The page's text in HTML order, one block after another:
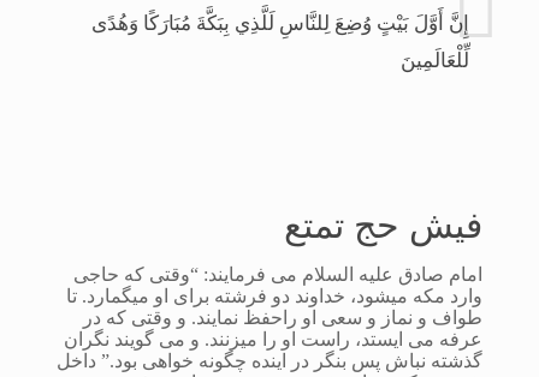
إِنَّ أَوَّلَ بَيْتٍ وُضِعَ لِلنَّاسِ لَلَّذِي بِبَكَّةَ مُبَارَكًا وَهُدًى
لِّلْعَالَمِينَ
فیش حج تمتع
امام صادق علیه السلام می فرمایند: “وقتی که حاجی
وارد مکه میشود، خداوند دو فرشته برای او میگمارد. تا
طواف و نماز و سعی او راحفظ نمایند. و وقتی که در
عرفه می ایستد، راست او را میزنند. و می گویند نگران
گذشته نباش پس بنگر در اینده چگونه خواهی بود.” داخل